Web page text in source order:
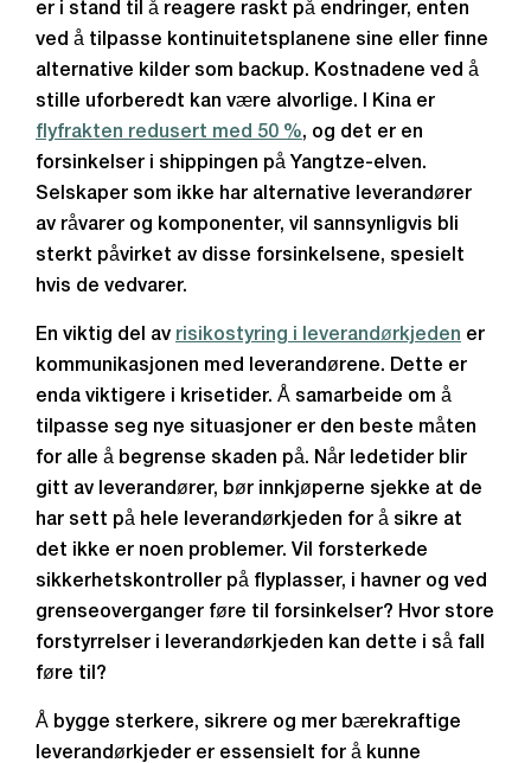
er i stand til å reagere raskt på endringer, enten
ved å tilpasse kontinuitetsplanene sine eller finne
alternative kilder som backup. Kostnadene ved å
stille uforberedt kan være alvorlige. I Kina er
flyfrakten redusert med 50 %, og det er en
forsinkelser i shippingen på Yangtze-elven.
Selskaper som ikke har alternative leverandører
av råvarer og komponenter, vil sannsynligvis bli
sterkt påvirket av disse forsinkelsene, spesielt
hvis de vedvarer.
En viktig del av risikostyring i leverandørkjeden er
kommunikasjonen med leverandørene. Dette er
enda viktigere i krisetider. Å samarbeide om å
tilpasse seg nye situasjoner er den beste måten
for alle å begrense skaden på. Når ledetider blir
gitt av leverandører, bør innkjøperne sjekke at de
har sett på hele leverandørkjeden for å sikre at
det ikke er noen problemer. Vil forsterkede
sikkerhetskontroller på flyplasser, i havner og ved
grenseoverganger føre til forsinkelser? Hvor store
forstyrrelser i leverandørkjeden kan dette i så fall
føre til?
Å bygge sterkere, sikrere og mer bærekraftige
leverandørkjeder er essensielt for å kunne